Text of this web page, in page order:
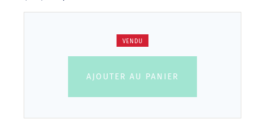
VENDU
AJOUTER AU PANIER